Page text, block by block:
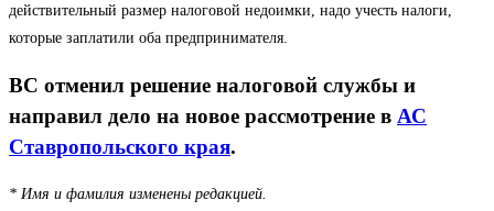
действительный размер налоговой недоимки, надо учесть налоги,
которые заплатили оба предпринимателя.
ВС отменил решение налоговой службы и
направил дело на новое рассмотрение в АС
Ставропольского края.
* Имя и фамилия изменены редакцией.